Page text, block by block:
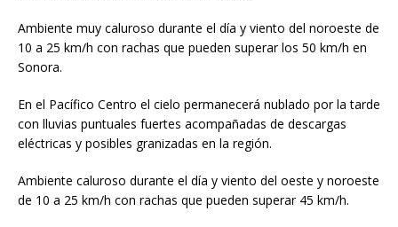
Ambiente muy caluroso durante el día y viento del noroeste de
10 a 25 km/h con rachas que pueden superar los 50 km/h en
Sonora.
En el Pacífico Centro el cielo permanecerá nublado por la tarde
con lluvias puntuales fuertes acompañadas de descargas
eléctricas y posibles granizadas en la región.
Ambiente caluroso durante el día y viento del oeste y noroeste
de 10 a 25 km/h con rachas que pueden superar 45 km/h.